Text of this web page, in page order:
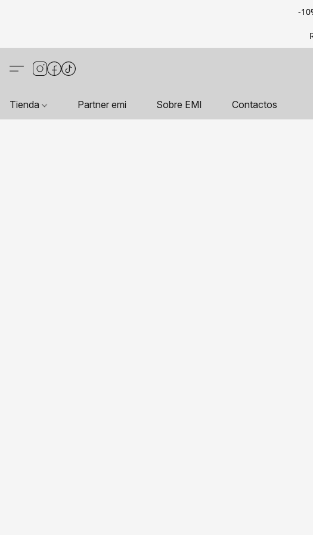
-
Tienda Partner emi Sobre EMI Contactos